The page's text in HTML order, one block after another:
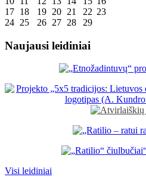
17 18 19 20 21 22 23
24 25 26 27 28 29
Naujausi leidiniai
Visi leidiniai